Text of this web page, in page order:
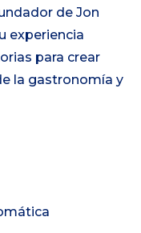
de Jon
experiencia
para crear
la gastronomía y